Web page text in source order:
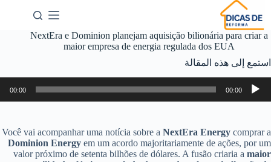
NextEra e Dominion planejam aquisição bilionária para criar a
maior empresa de energia regulada dos EUA
استمع إلى هذه المقالة
مشغل
الصوت
00:00
00:00
Você vai acompanhar uma notícia sobre a NextEra Energy comprar a
Dominion Energy em um acordo majoritariamente de ações, por um
valor próximo de setenta bilhões de dólares. A fusão criaria a maior